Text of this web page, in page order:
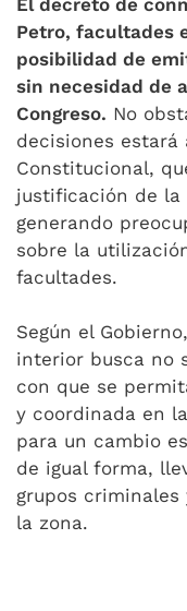
El decreto de
Petro, facultades
posibilidad de
sin necesidad de
Congreso. No
decisiones estará
Constitucional,
justificación de la
generando
sobre la
facultades.
Según el
interior busca no
con que se
y coordinada en
para un cambio
de igual forma,
grupos
la zona.